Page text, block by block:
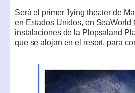
Será el primer flying theater de
en Estados Unidos, en SeaWorld
instalaciones de la Plopsaland
que se alojan en el resort, para